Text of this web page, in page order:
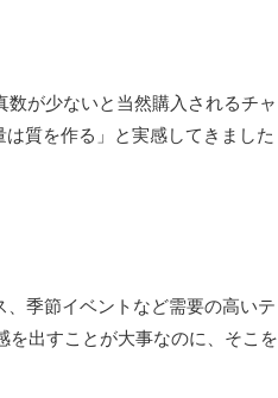
が少ないと当然購入されるチャ
質を作る」と実感してきました
季節イベントなど需要の高いテ
を出すことが大事なのに、そこを